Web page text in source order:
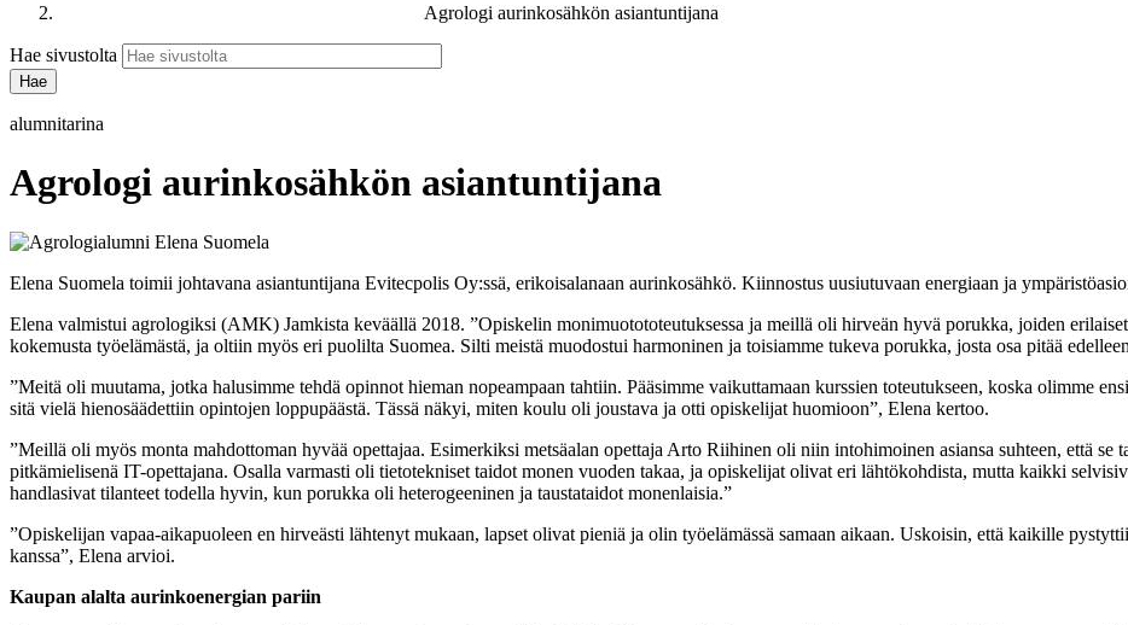
Agrologi aurinkosähkön asiantuntijana
Hae sivustolta
alumnitarina
Agrologi aurinkosähkön asiantuntijana
Elena Suomela toimii johtavana asiantuntijana Evitecpolis Oy:ssä, erikoisalanaan aurinkosähkö. Kiinnostus uusiutuvaan energiaan ja
Elena valmistui agrologiksi (AMK) Jamkista keväällä 2018. ”Opiskelin monimuotototeutuksessa ja meillä oli hirveän hyvä porukka, joiden
kokemusta työelämästä, ja oltiin myös eri puolilta Suomea. Silti meistä muodostui harmoninen ja toisiamme tukeva porukka, josta osa pitää
”Meitä oli muutama, jotka halusimme tehdä opinnot hieman nopeampaan tahtiin. Pääsimme vaikuttamaan kurssien toteutukseen, koska olimme
sitä vielä hienosäädettiin opintojen loppupäästä. Tässä näkyi, miten koulu oli joustava ja otti opiskelijat huomioon”, Elena kertoo.
”Meillä oli myös monta mahdottoman hyvää opettajaa. Esimerkiksi metsäalan opettaja Arto Riihinen oli niin intohimoinen asiansa suhteen, että
pitkämielisenä IT-opettajana. Osalla varmasti oli tietotekniset taidot monen vuoden takaa, ja opiskelijat olivat eri lähtökohdista, mutta kaikki
handlasivat tilanteet todella hyvin, kun porukka oli heterogeeninen ja taustataidot monenlaisia.”
”Opiskelijan vapaa-aikapuoleen en hirveästi lähtenyt mukaan, lapset olivat pieniä ja olin työelämässä samaan aikaan. Uskoisin, että kaikille
kanssa”, Elena arvioi.
Kaupan alalta aurinkoenergian pariin